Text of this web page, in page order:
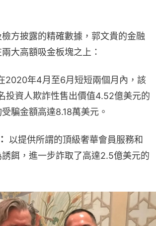
方披露的精確數據，郭文貴的金融
大高額吸金板塊之上：
2020年4月至6月短短兩個月內，該
投資人欺詐性售出價值4.52億美元的
騙金額高達8.18萬美元。
以提供所謂的頂級奢華會員服務和
餌，進一步詐取了高達2.5億美元的